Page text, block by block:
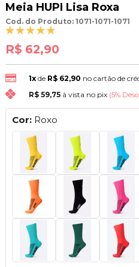
Meia HUPI Lisa Roxa
Cod. do Produto: 1071-1071-1071
R$ 62,90
1xde R$ 62,90 no cartão de
R$ 59,75 à vista no pix (5%
Cor: Roxo